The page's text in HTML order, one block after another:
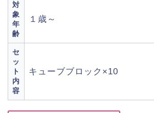
対
象
年
齢
１歳～
セ
ッ
ト
内
容
キューブブロック×10